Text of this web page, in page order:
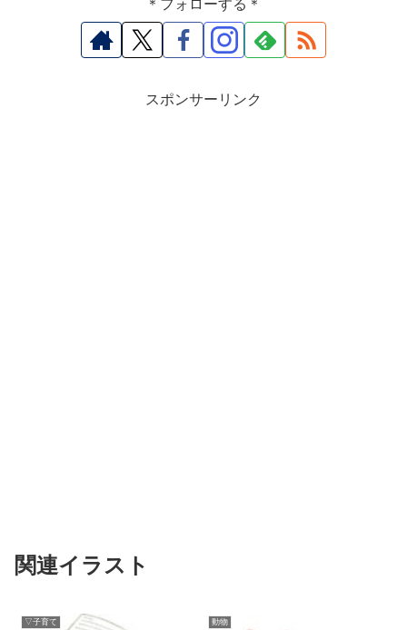
＊フォローする＊
スポンサーリンク
関連イラスト
▽子育て 動物